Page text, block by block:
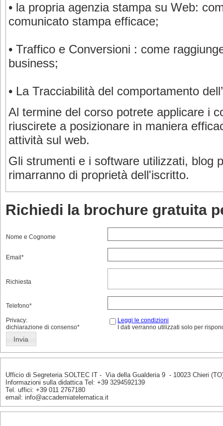
• la propria agenzia stampa su Web:
comunicato stampa efficace;
• Traffico e Conversioni : come
business;
• La Tracciabilità del comportamento
Al termine del corso potrete applicare i
riuscirete a posizionare in maniera
attività sul web.
Gli strumenti e i software utilizzati, blog
rimarranno di proprietà dell'iscritto.
Richiedi la brochure gratuita
Nome e Cognome
Email*
Richiesta
Telefono*
Privacy:
dichiarazione di consenso*
Leggi le condizioni
I dati verranno utilizzati solo per
Ufficio di Segreteria SOLTEC IT - Via della Gualderia 9 - 10023 Chieri
Informazioni sulla didattica Tel: +39 3294592139
Tel. uffici: +39 011 2767180
email: info@accademiatelematica.it